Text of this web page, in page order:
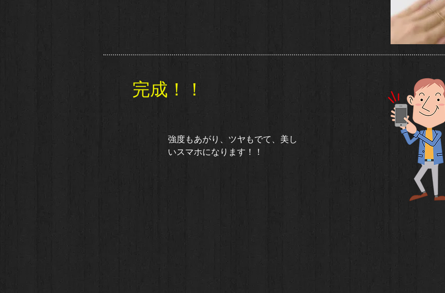
​完成！！
​強度もあがり、ツヤもでて、美し
いスマホになります！！